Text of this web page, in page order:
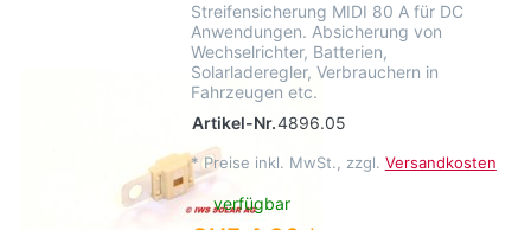
Streifensicherung MIDI 80 A für DC
Anwendungen. Absicherung von
Wechselrichter, Batterien,
Solarladeregler, Verbrauchern in
Fahrzeugen etc.
Artikel-Nr.4896.05
* Preise inkl. MwSt., zzgl. Versandkosten
verfügbar